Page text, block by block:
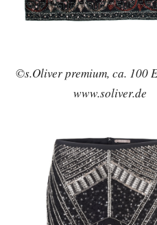
©s.Oliver premium, ca. 100
www.soliver.de